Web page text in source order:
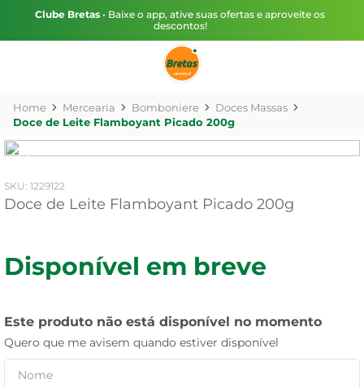
Clube Bretas • Baixe o app, ative suas ofertas e aproveite os
descontos!
Mercearia Bomboniere
Doces Massas
Doce de Leite Flamboyant Picado 200g
: 1229122
Doce de Leite Flamboyant Picado 200g
Disponível em breve
Este produto não está disponível no momento
Quero que me avisem quando estiver disponível